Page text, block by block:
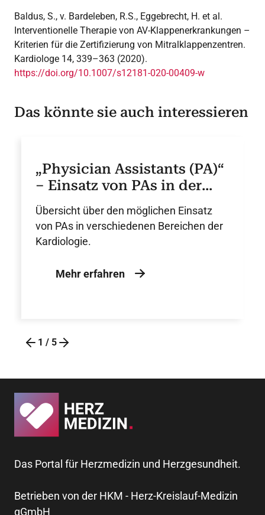
Baldus, S., v. Bardeleben, R.S., Eggebrecht, H. et al.
Interventionelle Therapie von AV-Klappenerkrankungen –
Kriterien für die Zertifizierung von Mitralklappenzentren.
Kardiologe 14, 339–363 (2020).
https://doi.org/10.1007/s12181-020-00409-w
Das könnte sie auch interessieren
„Physician Assistants (PA)“
– Einsatz von PAs in der
Kardiologie – DGK-
Positionspapier
Übersicht über den möglichen Einsatz
von PAs in verschiedenen Bereichen der
Kardiologie.
Mehr erfahren
1 / 5
Das Portal für Herzmedizin und Herzgesundheit.
Betrieben von der HKM - Herz-Kreislauf-Medizin
gGmbH